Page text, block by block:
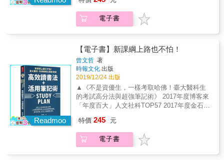
假要如何安排、大學讀書經驗與課外活動分
享，安心期待下一個挑戰。【專文推薦】高孟
琳 全國高級中等學校教育產業工會理事長陳勇
頻道主持人王榮春 104人力銀行職涯教育長、
國立政治大學心理學博士
大學科系百百種總令人眼花撩亂，每個科系的
參採項目也不同，在沒有既定範本之下，到底
該如何撰寫反思與動機，成功被大學教授注意
十八種學習歷程自述方案，各種寫法任學生挑
選，模仿範例、思考，最後下筆，你也可以成
為學習歷程自述小達人。∥ 一本抵三年！帶你
制霸學習歷程檔案，勇闖大學之道無論是高
一、高二或高三的學生，皆可根據自身現況使
用此書，依據不同年級給予詳細建議，從中找
出最適合你的靈感與點子吧！高一學生使用此
書即是成功的一半！請使用人格測驗找出志
向，探索意願、發現目標、聚焦，再聚焦！學
打算。高二學生使用此書，優化個人現有檔案
內容，持續參與活動、累積經驗，請將經驗按
書中指引，將個人特質與目標科系緊密結合，
靜制定短、中、長期計畫，一步一步朝夢想邁
進！ 從現在開始，讓升學考試事半功倍，更在
人生中充分活用！
你的讀書計畫，區分出哪些才是真正重要且急
迫的事，懂得時間管理，先成功一半！ 記憶力
強化之術&gt;&gt;&gt; 死背硬讀難以活用，記
用「3點總結法」，加強學習重點，只要用對方
法，讀書效率就能激增！ 閱讀寫作技巧培養皿
&gt;&gt;&gt; 學習「深度閱讀法」，練習一邊
閱讀、一邊思考，教你正確做標記，更快抓住
重點；寫作先從練習口語表達開始，培養課外
書閱讀習慣，提高閱讀速度與經驗！閱讀寫作
力提升，才是掌握大考的關鍵！ 一手掌握大考
脈動&gt;&gt;&gt; 根據自己的性格，制定最適
合的學習目標；研究最新升學管道與入學方
靜制定短、中、長期計畫，一步一步朝夢想邁
進！ 從現在開始，讓升學考試事半功倍，更在
人生中充分活用！
電子書
Readmoo
【電子書】新課綱上路也不怕！
曾文哲 著
時報文化 出版
2019/12/24 出版
▲《不是資優生，一樣考取哈佛！臺大醫科生
的考試高分法與超強筆記術》 2017年度博客來
「年度百大」人文社科TOP57 2017年度金石堂
大變革！ 高中生必看的讀書筆記祕笈，讓你讀
好書、拿高分，前進夢想志願！ & ◎新舊課綱
哪裡不同？帶你深入剖析 ▲納入「高中學習歷
特價 245 元
電子書